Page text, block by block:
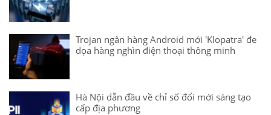
Trojan ngân hàng Android mới 'Klopatra' đe
dọa hàng nghìn điện thoại thông minh
Hà Nội dẫn đầu về chỉ số đổi mới sáng tạo
cấp địa phương